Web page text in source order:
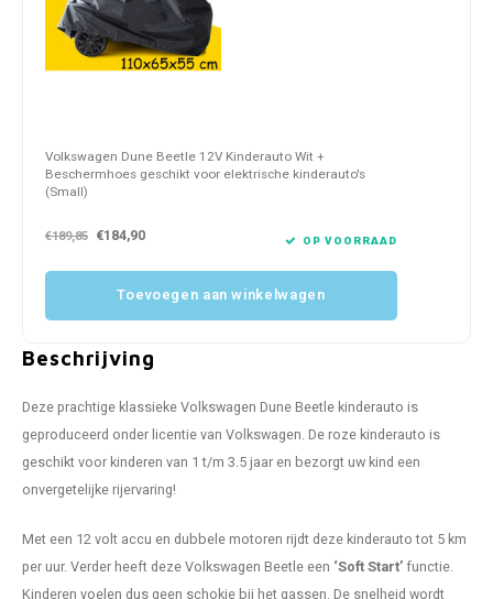
Volkswagen Dune Beetle 12V Kinderauto Wit +
Beschermhoes geschikt voor elektrische kinderauto's
(Small)
€189,85 €184,90 OP VOORRAAD
Toevoegen aan winkelwagen
Beschrijving
Deze prachtige klassieke Volkswagen Dune Beetle kinderauto is
geproduceerd onder licentie van Volkswagen. De roze kinderauto is
geschikt voor kinderen van 1 t/m 3.5 jaar en bezorgt uw kind een
onvergetelijke rijervaring!
Met een 12 volt accu en dubbele motoren rijdt deze kinderauto tot 5 km
per uur. Verder heeft deze Volkswagen Beetle een ‘SoftStart’functie.
Kinderen voelen dus geen schokje bij het gassen. De snelheid wordt